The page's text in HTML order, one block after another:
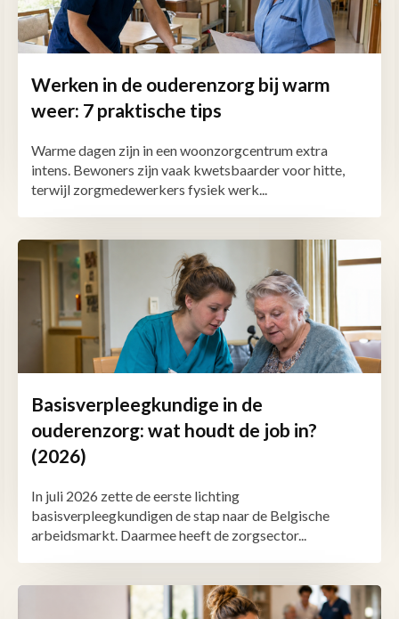
Werken in de ouderenzorg bij warm
weer: 7 praktische tips
Warme dagen zijn in een woonzorgcentrum extra
intens. Bewoners zijn vaak kwetsbaarder voor hitte,
terwijl zorgmedewerkers fysiek werk...
Basisverpleegkundige in de
ouderenzorg: wat houdt de job in?
(2026)
In juli 2026 zette de eerste lichting
basisverpleegkundigen de stap naar de Belgische
arbeidsmarkt. Daarmee heeft de zorgsector...